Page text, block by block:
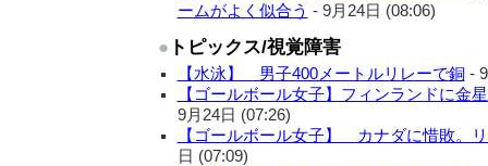
ームがよく似合う - 9月24日 (08:06)
● トピックス/視覚障害
【水泳】 男子400メートルリレーで銅 -
【ゴールボール女子】フィンランドに金
9月24日 (07:26)
【ゴールボール女子】 カナダに惜敗。
日 (07:09)